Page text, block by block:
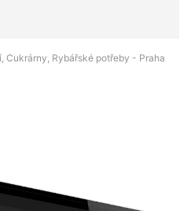
Cukrárny, Rybářské potřeby - Praha